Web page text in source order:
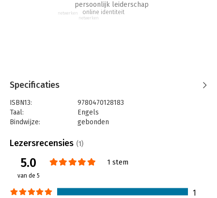
persoonlijk leiderschap
online identiteit
netwerken
netwerken
Specificaties
ISBN13:
9780470128183
Taal:
Engels
Bindwijze:
gebonden
Uitgever:
John Wiley & Sons
Hoofdrubriek:
Werk en loopbaan
Lezersrecensies (1)
5.0
van de 5
1 stem
1